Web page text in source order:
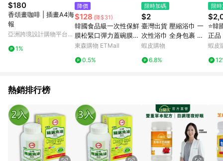
$180
香頌畫咖啡 | 插畫A4海
報
亞洲跨境設計購物平台
1%
降價
$128 (降$31)
韓國食品級一次性保鮮
膜松緊口彈力蓋碗膜盤
子保鮮套防串味塑料膜
東森購物 ETMall
0.5%
限時加碼
$2
臺灣出貨 壓縮浴巾 一
次性浴巾 全身包裹 一
次性 毛巾 浴巾 壓縮浴
旅行 壓縮 毛巾
蝦皮購物
6.8%
限
⭐韓
正品
韓漫
發貨
蝦皮
熱銷排行榜